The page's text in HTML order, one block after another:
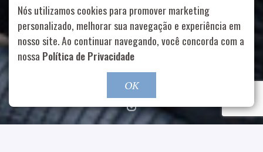
Rua Aurélia, 1714 – Vila Romana, São Paulo – SP | 55 11
99178-5848 | contato@nucleofood.com
Role para continar
Nós utilizamos cookies para promover marketing
personalizado, melhorar sua navegação e experiência em
nosso site. Ao continuar navegando, você concorda com a
nossa Política de Privacidade
OK